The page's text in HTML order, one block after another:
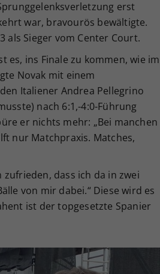
erst
war, bravourös bewältigte.
als Sieger vom Center Court.
es, ins Finale zu kommen, wie im
Novak mit einem
Italiener Andrea Pellegrino
nach 6:1,-4:0-Führung
er nichts mehr: „Bei manchen
nur Matchpraxis. Matches,
dass ich da in zwei
von mir dabei.“ Diese wird es
ist der topgesetzte Spanier